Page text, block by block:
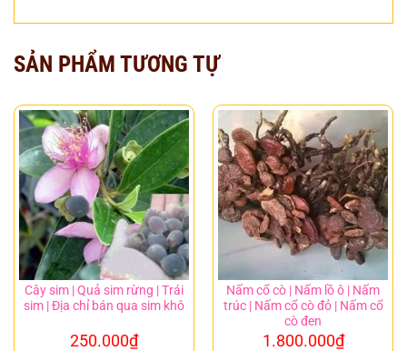
SẢN PHẨM TƯƠNG TỰ
Cây sim | Quả sim rừng | Trái
sim | Địa chỉ bán qua sim khô
250.000₫
Nấm cổ cò | Nấm lồ ô | Nấm
trúc | Nấm cổ cò đỏ | Nấm cổ
cò đen
1.800.000₫